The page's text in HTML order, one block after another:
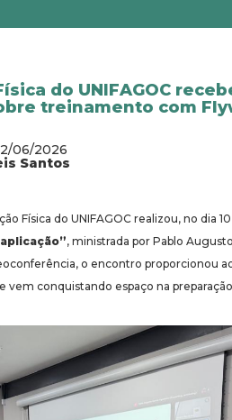
do UNIFAGOC
treinamento com
06/2026
Santos
Física do UNIFAGOC realizou, no dia
, ministrada por Pablo
o encontro proporcionou
vem conquistando espaço na